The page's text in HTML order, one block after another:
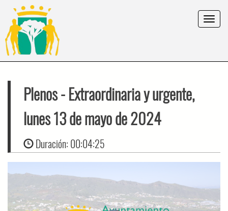
Toggle
Plenos- Extraordinaria y urgente,
lunes 13 de mayo de 2024
Duración: 00:04:25